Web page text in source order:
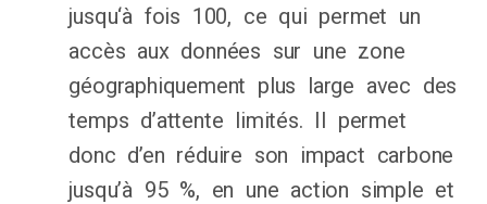
jusqu‘à fois 100, ce qui permet un
accès aux données sur une zone
géographiquement plus large avec des
temps d’attente limités. Il permet
donc d’en réduire son impact carbone
jusqu’à 95 %, en une action simple et